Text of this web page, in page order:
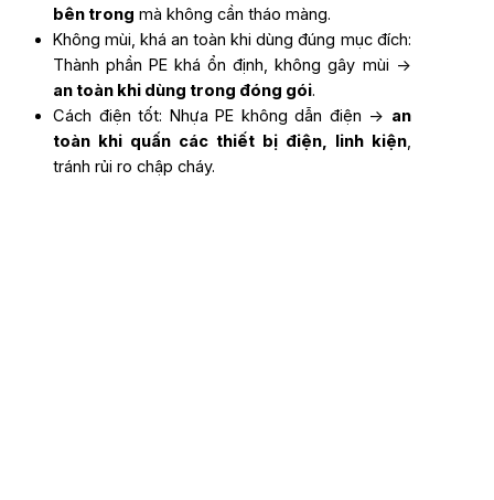
bên trong mà không cần tháo màng.
Không mùi, khá an toàn khi dùng đúng mục đích:
Thành phần PE khá ổn định, không gây mùi →
an toàn khi dùng trong đóng gói.
Cách điện tốt: Nhựa PE không dẫn điện → an
toàn khi quấn các thiết bị điện, linh kiện,
tránh rủi ro chập cháy.